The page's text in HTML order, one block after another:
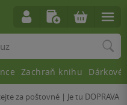
za poštovné | Je tu DOPRAVA
Zachraň knihu Dárkové